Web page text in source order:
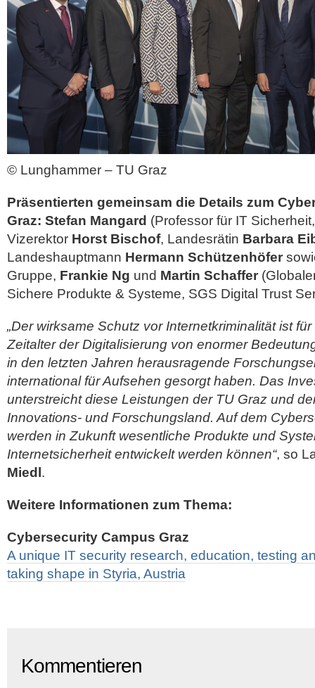
© Lunghammer – TU Graz
Präsentierten gemeinsam die Details zum
Graz: Stefan Mangard (Professor für IT
Vizerektor Horst Bischof, Landesrätin Barbara
Landeshauptmann Hermann Schützenhöfer
Gruppe, Frankie Ng und Martin Schaffer
Sichere Produkte & Systeme, SGS Digital Trust
„Der wirksame Schutz vor Internetkriminalität ist
Zeitalter der Digitalisierung von enormer
in den letzten Jahren herausragende
international für Aufsehen gesorgt haben. Das
unterstreicht diese Leistungen der TU Graz und
Innovations- und Forschungsland. Auf dem
werden in Zukunft wesentliche Produkte und
Internetsicherheit entwickelt werden können“, so
Miedl .
Weitere Informationen zum Thema:
Cybersecurity Campus Graz
A unique IT security research, education, testing
taking shape in Styria, Austria
Kommentieren